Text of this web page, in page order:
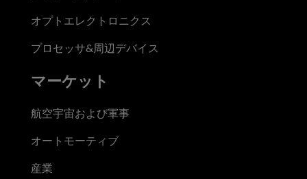
オプトエレクトロニクス
プロセッサ&周辺デバイス
マーケット
航空宇宙および軍事
オートモーティブ
産業